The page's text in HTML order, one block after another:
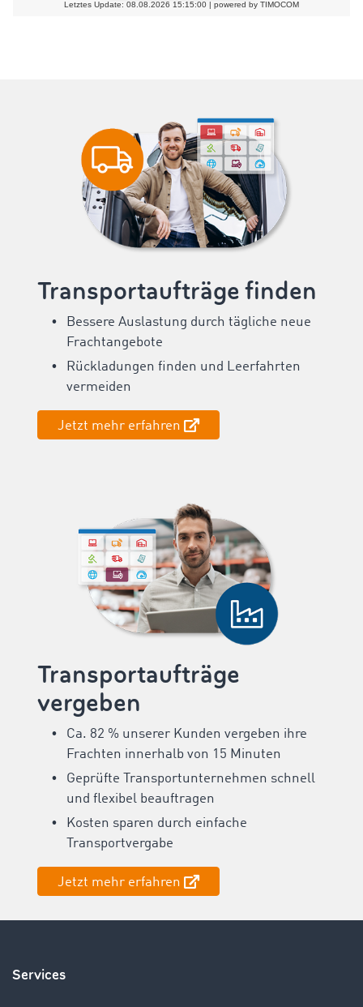
Transportaufträge finden
Bessere Auslastung durch tägliche neue
Frachtangebote
Rückladungen finden und Leerfahrten
vermeiden
Jetzt mehr erfahren
Transportaufträge
vergeben
Ca. 82 % unserer Kunden vergeben ihre
Frachten innerhalb von 15 Minuten
Geprüfte Transportunternehmen schnell
und flexibel beauftragen
Kosten sparen durch einfache
Transportvergabe
Jetzt mehr erfahren
Services